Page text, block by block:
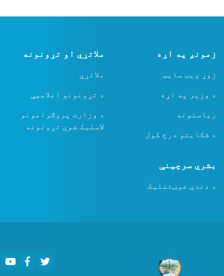
زمونږ په اړه
زوړ ویب سایټ
د وزیر په اړه
ریاستونه
د شکایتو درج کول
ملاتړي او تړونونه
ملاتړي
د تړونونو اعلامیې
د وزارت پروګرامونو
لاسلیک شوي تړونونه
بشري سرچینې
د دندې غوښتنلیک
YoutubeFacebook